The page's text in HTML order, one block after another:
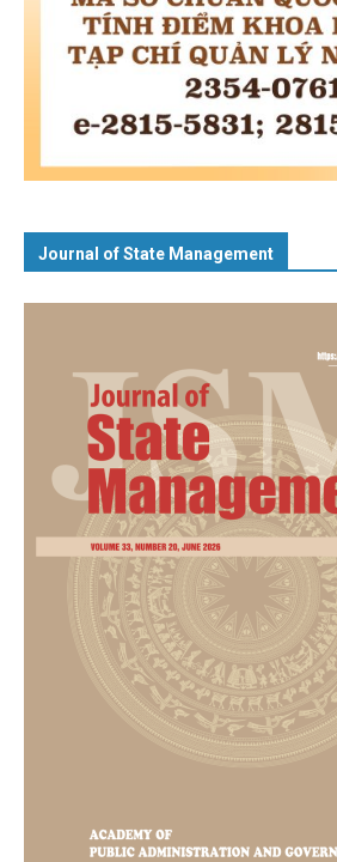
Journal of State Management